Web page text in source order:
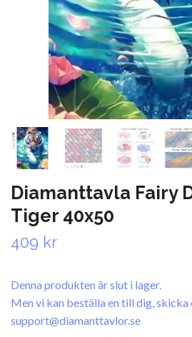
Diamanttavla Fairy
Tiger 40x50
409 kr
Denna produkten är slut i lager.
Men vi kan beställa en till dig,
support@diamanttavlor.se